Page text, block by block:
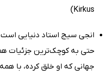
Kirkus)
انجی سیج استاد دنیایی است
حتی به کوچک‌ترین جزئیات
جهانی که او خلق کرده، با